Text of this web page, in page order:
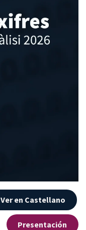
Ver en Caste​​​llano
Presentación